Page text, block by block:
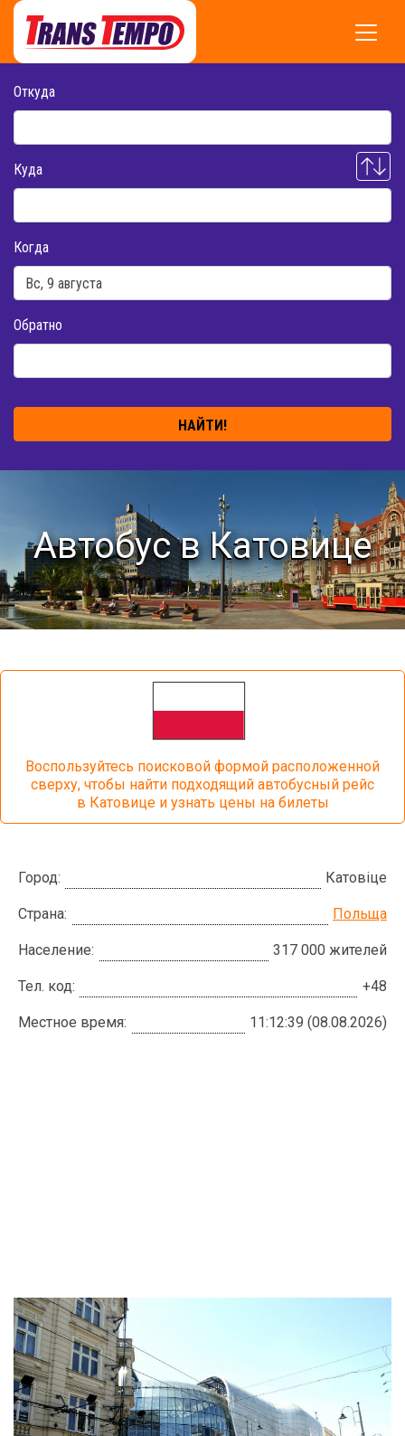
Откуда
Куда
Когда
Обратно
НАЙТИ!
Автобус в Катовице
Воспользуйтесь поисковой формой расположенной
сверху, чтобы найти подходящий автобусный рейс
в Катовице и узнать цены на билеты
Город: Катовіце
Страна: Польща
Население: 317 000 жителей
Тел. код: +48
Местное время: 11:12:40 (08.08.2026)